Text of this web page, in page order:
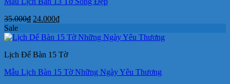
35.000₫ Giá
là:
24.000₫Giá
tại
24.000₫.
Sale
Lịch Để Bàn 15 Tờ
Mẫu Lịch Bàn 15 Tờ Những Ngày Yêu Thương